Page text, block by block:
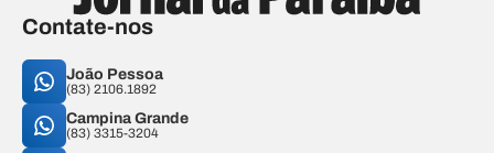
Contate-nos
João Pessoa
(83) 2106.1892
Campina Grande
(83) 3315-3204